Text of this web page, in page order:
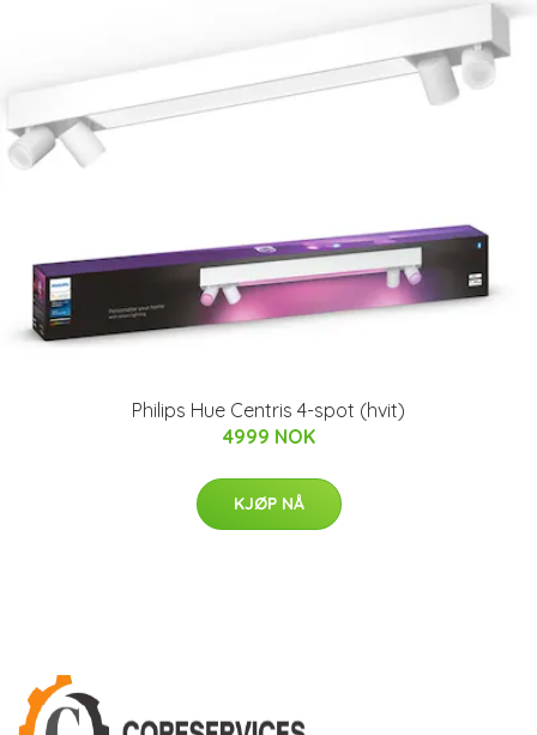
Philips Hue Centris 4-spot (hvit)
4999 NOK
KJØP NÅ